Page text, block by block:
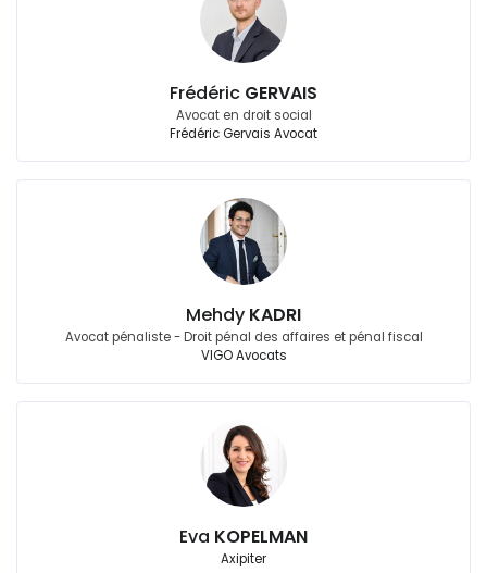
Frédéric GERVAIS
Avocat en droit social
Frédéric Gervais Avocat
Mehdy KADRI
Avocat pénaliste - Droit pénal des affaires et pénal fiscal
VIGO Avocats
Eva KOPELMAN
Axipiter